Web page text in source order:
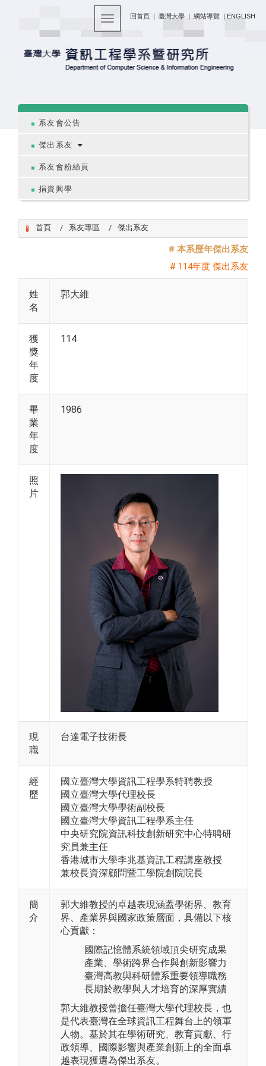
回首頁 | 臺灣大學 | 網站導覽 | ENGLISH
Toggle navigation
系友會公告
傑出系友
系友會粉絲頁
捐資興學
首頁 系友專區 傑出系友
# 本系歷年傑出系友
# 114年度 傑出系友
姓
名
郭大維
獲
獎
年
度
114
畢
業
年
度
1986
照
片
現
職
台達電子技術長
經
歷
國立臺灣大學資訊工程學系特聘教授
國立臺灣大學代理校長
國立臺灣大學學術副校長
國立臺灣大學資訊工程學系主任
中央研究院資訊科技創新研究中心特聘研
究員兼主任
香港城市大學李兆基資訊工程講座教授
兼校長資深顧問暨工學院創院院長
簡
介
郭大維教授的卓越表現涵蓋學術界、教育
界、產業界與國家政策層面，具備以下核
心貢獻：
國際記憶體系統領域頂尖研究成果
產業、學術跨界合作與創新影響力
臺灣高教與科研體系重要領導職務
長期於教學與人才培育的深厚實績
郭大維教授曾擔任臺灣大學代理校長，也
是代表臺灣在全球資訊工程舞台上的領軍
人物。基於其在學術研究、教育貢獻、行
政領導、國際影響與產業創新上的全面卓
越表現獲選為傑出系友。